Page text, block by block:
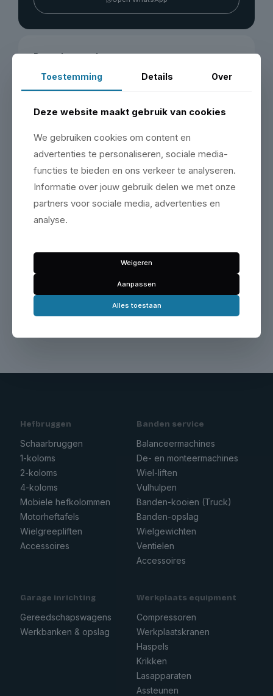
Bezoek onze showroom
Maak een afspraak & bezoek onze showroom op de
Zeemanlaan 16 in IJsselstein.
Plan je bezoek
Vergelijkbare producten
Geen producten gevonden die aan je
zoekcriteria voldoen.
Hefbruggen
Schaarbruggen
1-koloms
2-koloms
4-koloms
Mobiele hefkolommen
Motorheftafels
Wielgreepliften
Accessoires
Banden service
Balanceermachines
De- en monteermachines
Wiel-liften
Vulhulpen
Banden-kooien (Truck)
Banden-opslag
Wielgewichten
Ventielen
Accessoires
Garage inrichting
Gereedschapswagens
Werkbanken & opslag
Werkplaats equipment
Compressoren
Werkplaatskranen
Haspels
Krikken
Lasapparaten
Assteunen
Toestemming Details Over
Deze website maakt gebruik van cookies
We gebruiken cookies om content en
advertenties te personaliseren, sociale media-
functies te bieden en ons verkeer te analyseren.
Informatie over jouw gebruik delen we met onze
partners voor sociale media, advertenties en
analyse.
Weigeren
Aanpassen
Alles toestaan